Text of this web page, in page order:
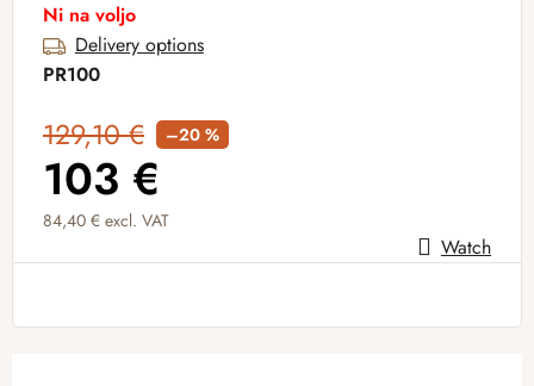
Ni na voljo
Delivery options
PR100
129,10 € –20 %
103 €
84,40 € excl. VAT
Measure price: Watch